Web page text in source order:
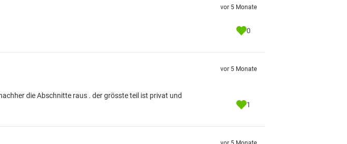
vor 5 Monate
0
die Abschnitte raus . der grösste teil ist privat und
vor 5 Monate
1